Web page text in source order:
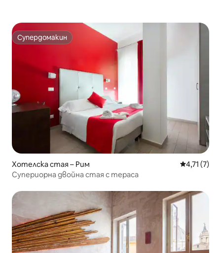
Супердомакин
Супердомакин
Хотелска стая – Рим Средна
4,71 (7)
Супериорна двойна стая с тераса